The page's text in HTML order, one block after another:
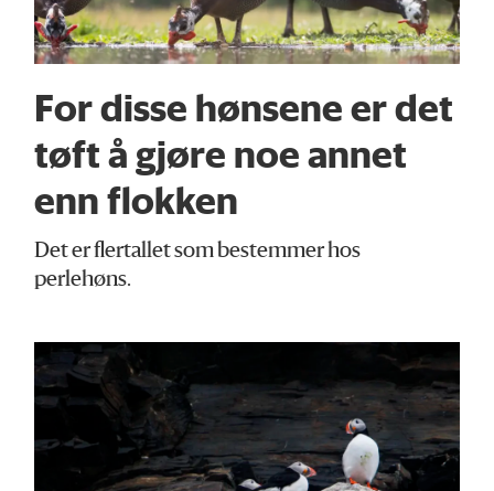
For disse hønsene er det
tøft å gjøre noe annet
enn flokken
Det er flertallet som bestemmer hos
perlehøns.